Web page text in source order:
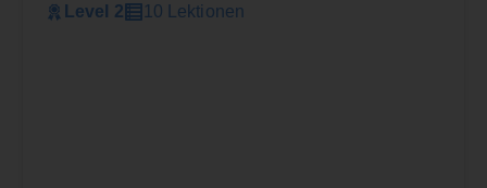
Level 2 10 Lektionen